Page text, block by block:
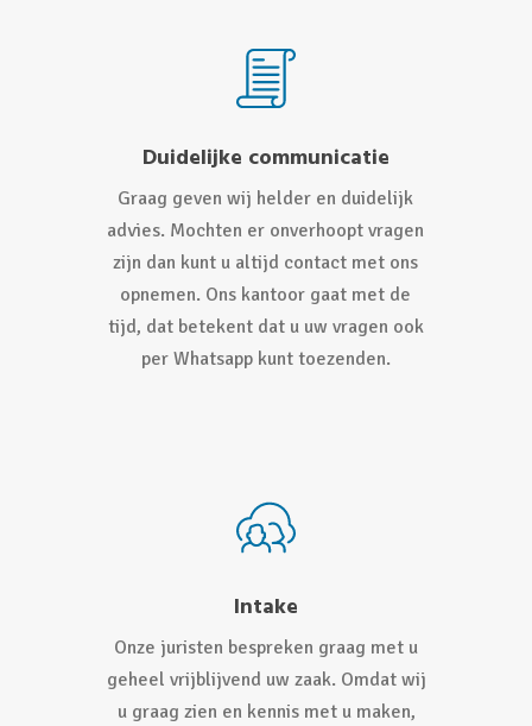
Duidelijke communicatie
Graag geven wij helder en duidelijk
advies. Mochten er onverhoopt vragen
zijn dan kunt u altijd contact met ons
opnemen. Ons kantoor gaat met de
tijd, dat betekent dat u uw vragen ook
per Whatsapp kunt toezenden.
Intake
Onze juristen bespreken graag met u
geheel vrijblijvend uw zaak. Omdat wij
u graag zien en kennis met u maken,